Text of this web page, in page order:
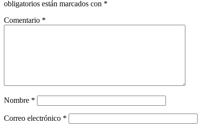
obligatorios están marcados con *
Comentario *
Nombre *
Correo electrónico *